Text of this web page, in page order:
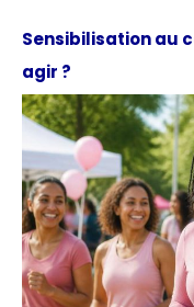
Sensibilisation au
agir ?